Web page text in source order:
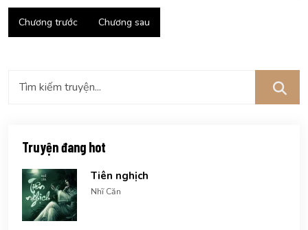
Chương trước Chương sau
Truyện đang hot
Tiên nghịch
Nhĩ Căn